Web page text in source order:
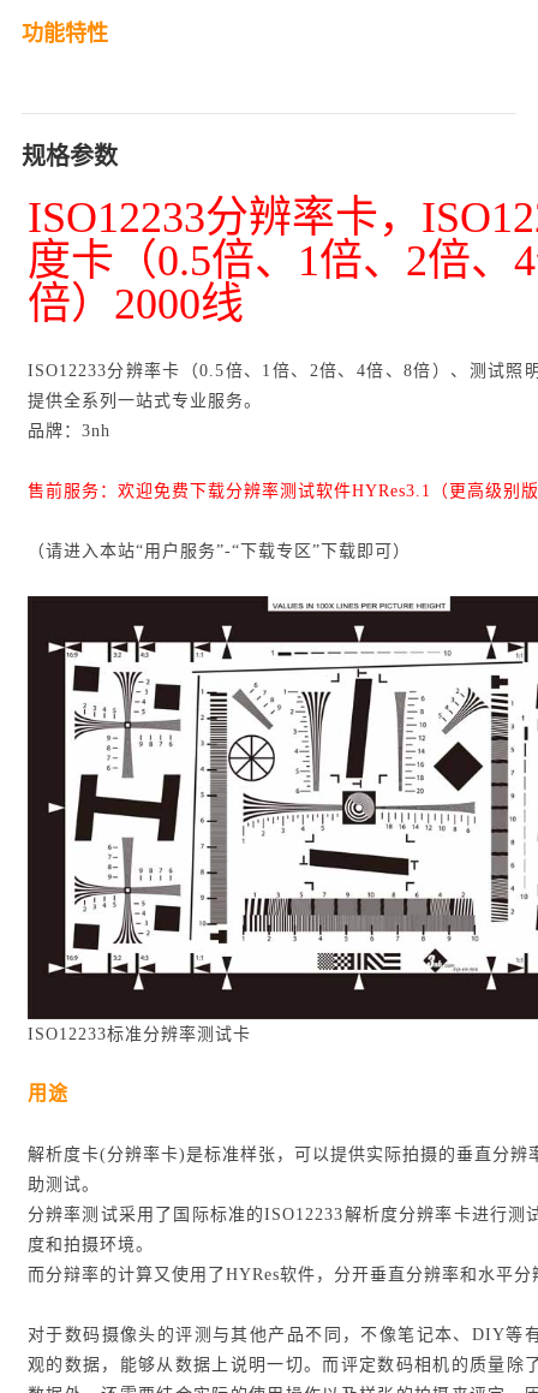
功能特性
规格参数
ISO12233分辨率卡，
度卡（0.5倍、1倍、2倍、
倍）2000线
ISO12233分辨率卡（0.5倍、1倍、2倍、4倍、8倍）、测试照
提供全系列一站式专业服务。
品牌：3nh
售前服务：欢迎免费下载分辨率测试软件HYRes3.1（更高级别
（请进入本站“用户服务”-“下载专区”下载即可）
ISO12233标准分辨率测试卡
用途
解析度卡(分辨率卡)是标准样张，可以提供实际拍摄的垂直分辨
助测试。
分辨率测试采用了国际标准的ISO12233解析度分辨率卡进行测
度和拍摄环境。
而分辩率的计算又使用了HYRes软件，分开垂直分辨率和水平
对于数码摄像头的评测与其他产品不同，不像笔记本、DIY等
观的数据，能够从数据上说明一切。而评定数码相机的质量除